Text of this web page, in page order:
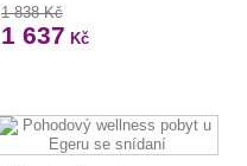
1 838 Kč
1 637 Kč